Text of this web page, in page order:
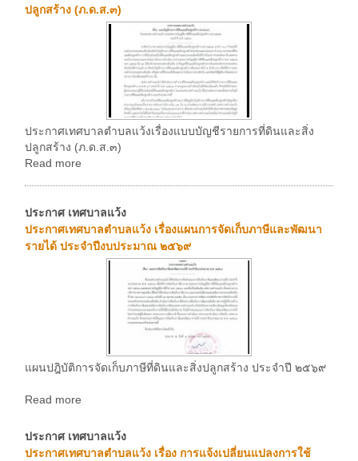
ปลูกสร้าง (ภ.ด.ส.๓)
ประกาศเทศบาลตำบลแว้งเรื่องแบบบัญชีรายการที่ดินและสิ่ง
ปลูกสร้าง (ภ.ด.ส.๓)
Read more
ประกาศ เทศบาลแว้ง
ประกาศเทศบาลตำบลแว้ง เรื่องแผนการจัดเก็บภาษีและพัฒนา
รายได้ ประจำปีงบประมาณ ๒๕๖๙
แผนปฎิบัติการจัดเก็บภาษีที่ดินและสิ่งปลูกสร้าง ประจำปี ๒๕๖๙
Read more
ประกาศ เทศบาลแว้ง
ประกาศเทศบาลตำบลแว้ง เรื่อง การแจ้งเปลี่ยนแปลงการใช้